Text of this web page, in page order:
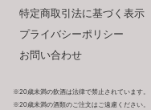
特定商取引法に基づく表示
プライバシーポリシー
お問い合わせ
※20歳未満の飲酒は法律で禁止されています。
※20歳未満の酒類のご注文はご遠慮ください。